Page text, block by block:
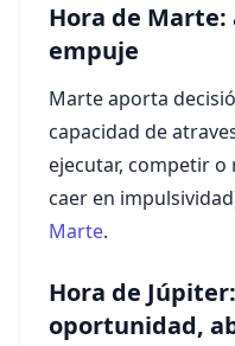
Hora de Marte:
empuje
Marte aporta
capacidad de
ejecutar, competir
caer en
Marte.
Hora de
oportunidad,